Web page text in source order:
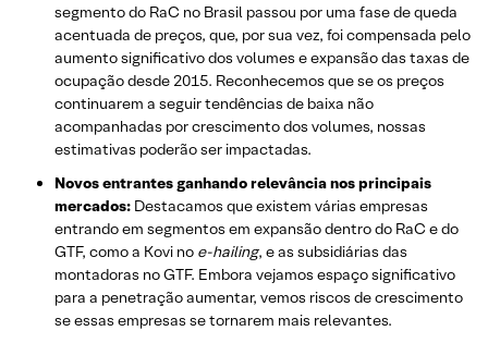
segmento do RaC no Brasil passou por uma fase de queda
acentuada de preços, que, por sua vez, foi compensada pelo
aumento significativo dos volumes e expansão das taxas de
ocupação desde 2015. Reconhecemos que se os preços
continuarem a seguir tendências de baixa não
acompanhadas por crescimento dos volumes, nossas
estimativas poderão ser impactadas.
Novos entrantes ganhando relevância nos principais
mercados: Destacamos que existem várias empresas
entrando em segmentos em expansão dentro do RaC e do
GTF, como a Kovi no e-hailing, e as subsidiárias das
montadoras no GTF. Embora vejamos espaço significativo
para a penetração aumentar, vemos riscos de crescimento
se essas empresas se tornarem mais relevantes.